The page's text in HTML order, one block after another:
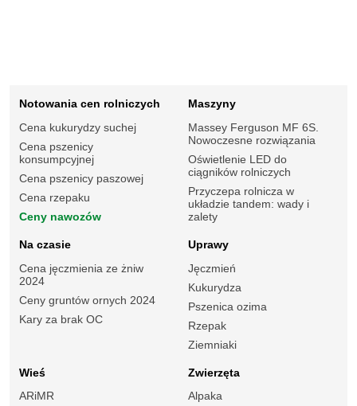
Notowania cen rolniczych
Cena kukurydzy suchej
Cena pszenicy
konsumpcyjnej
Cena pszenicy paszowej
Cena rzepaku
Ceny nawozów
Maszyny
Massey Ferguson MF 6S.
Nowoczesne rozwiązania
Oświetlenie LED do
ciągników rolniczych
Przyczepa rolnicza w
układzie tandem: wady i
zalety
Na czasie
Cena jęczmienia ze żniw
2024
Ceny gruntów ornych 2024
Kary za brak OC
Uprawy
Jęczmień
Kukurydza
Pszenica ozima
Rzepak
Ziemniaki
Wieś
ARiMR
Zwierzęta
Alpaka